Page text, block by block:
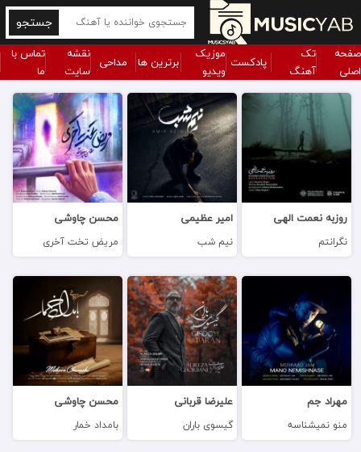
جستجو
صفحه
اصلی
تک
آهنگ
پادکست موزیک
ویدیو
برترین ها مداحی نقشه
سایت
تماس با
ما
روزبه نعمت الهی
نگرانتم
امیر عظیمی
نیم شب
محسن چاوشی
مریض تخت آخری
مهراد جم
منو نمیشناسه
علیرضا قربانی
گیسوی باران
محسن چاوشی
بامداد خمار